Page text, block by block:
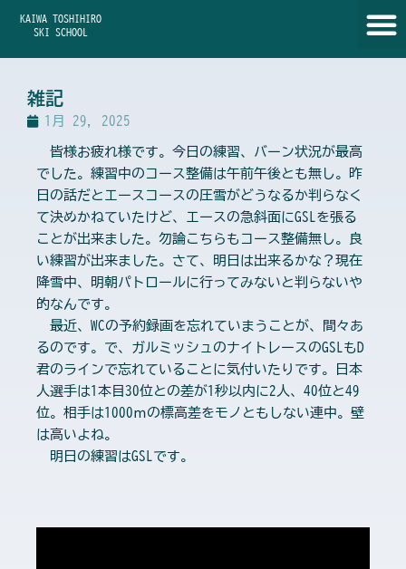
KAIWA TOSHIHIRO
SKI SCHOOL
雑記
1月 29, 2025
皆様お疲れ様です。今日の練習、バーン状況が最高
でした。練習中のコース整備は午前午後とも無し。昨
日の話だとエースコースの圧雪がどうなるか判らなく
て決めかねていたけど、エースの急斜面にGSLを張る
ことが出来ました。勿論こちらもコース整備無し。良
い練習が出来ました。さて、明日は出来るかな？現在
降雪中、明朝パトロールに行ってみないと判らないや
的なんです。
最近、WCの予約録画を忘れていまうことが、間々あ
るのです。で、ガルミッシュのナイトレースのGSLもD
君のラインで忘れていることに気付いたりです。日本
人選手は1本目30位との差が1秒以内に2人、40位と49
位。相手は1000ｍの標高差をモノともしない連中。壁
は高いよね。
明日の練習はGSLです。